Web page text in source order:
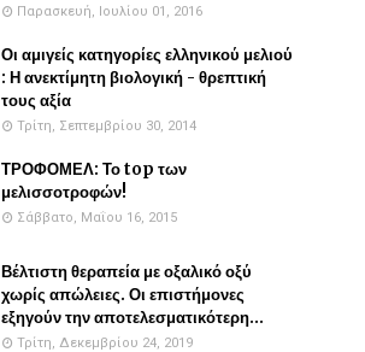
Παρασκευή, Ιουλίου 01, 2016
Οι αμιγείς κατηγορίες ελληνικού μελιού
: Η ανεκτίμητη βιολογική - θρεπτική
τους αξία
Τρίτη, Σεπτεμβρίου 30, 2014
ΤΡΟΦΟΜΕΛ: Το top των
μελισσοτροφών!
Σάββατο, Μαΐου 16, 2015
Βέλτιστη θεραπεία με οξαλικό οξύ
χωρίς απώλειες. Οι επιστήμονες
εξηγούν την αποτελεσματικότερη...
Τρίτη, Δεκεμβρίου 24, 2019